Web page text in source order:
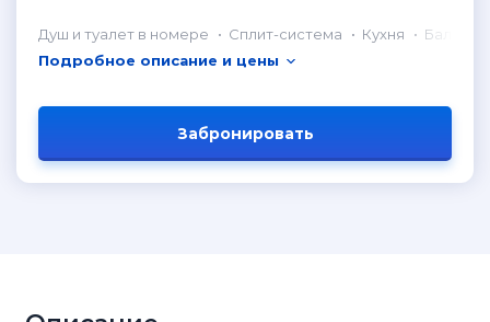
Душ и туалет в номере Сплит-система Кухня
Балкон
Подробное описание и цены
Забронировать